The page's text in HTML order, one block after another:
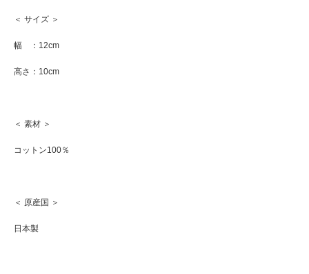
＜ サイズ ＞
幅 ：12cm
高さ：10cm
＜ 素材 ＞
コットン100％
＜ 原産国 ＞
日本製